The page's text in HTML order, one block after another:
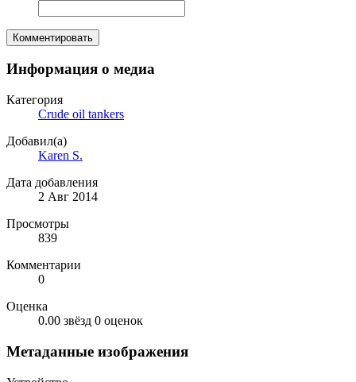
Комментировать
Информация о медиа
Категория
Crude oil tankers
Добавил(а)
Karen S.
Дата добавления
2 Авг 2014
Просмотры
839
Комментарии
0
Оценка
0.00 звёзд 0 оценок
Метаданные изображения